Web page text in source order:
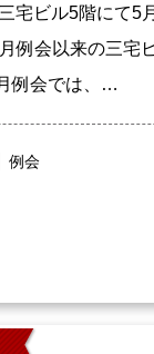
宅ビル5階にて5
例会以来の三宅
例会では、…
例会